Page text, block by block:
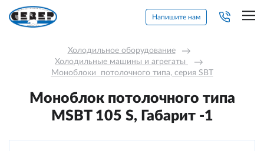
Напишите нам
Холодильное оборудование →
Холодильные машины и агрегаты →
Моноблоки  потолочного типа, серия SBT
Моноблок потолочного типа
MSBT 105 S, Габарит -1